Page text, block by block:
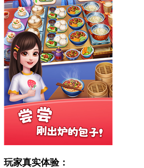
玩家真实体验：